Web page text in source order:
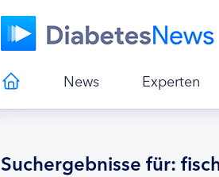
News Experten
Suchergebnisse für: